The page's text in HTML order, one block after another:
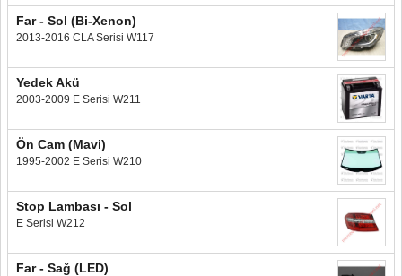
Far - Sol (Bi-Xenon)
2013-2016 CLA Serisi W117
Yedek Akü
2003-2009 E Serisi W211
Ön Cam (Mavi)
1995-2002 E Serisi W210
Stop Lambası - Sol
E Serisi W212
Far - Sağ (LED)